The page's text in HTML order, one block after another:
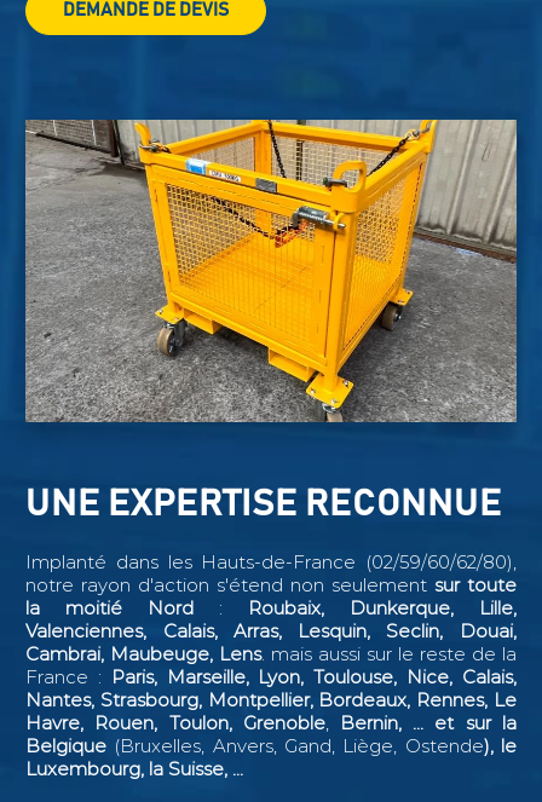
DEMANDE DE DEVIS
UNE EXPERTISE RECONNUE
Implanté dans les Hauts-de-France (02/59/60/62/80),
notre rayon d'action s'étend non seulementsur toute
la moitié Nord :
Roubaix, Dunkerque, Lille,
Valenciennes, Calais, Arras, Lesquin, Seclin,
Douai,
Cambrai, Maubeuge, Lens. mais aussi sur le reste de la
France : Paris, Marseille, Lyon, Toulouse, Nice, Calais,
Nantes, Strasbourg, Montpellier, Bordeaux, Rennes, Le
Havre, Rouen, Toulon, Grenoble, Bernin, ... et sur la
Belgique (Bruxelles, Anvers, Gand, Liège, Ostende), le
Luxembourg, la Suisse, ...